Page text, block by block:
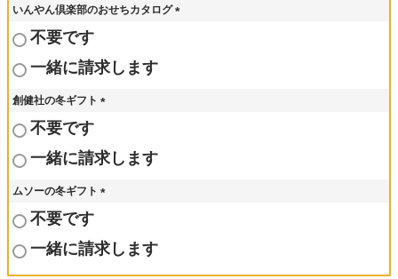
いんやん倶楽部のおせちカタログ
不要です
一緒に請求します
創健社の冬ギフト
須
)
不要です
一緒に請求します
ムソーの冬ギフト
須
)
不要です
一緒に請求します